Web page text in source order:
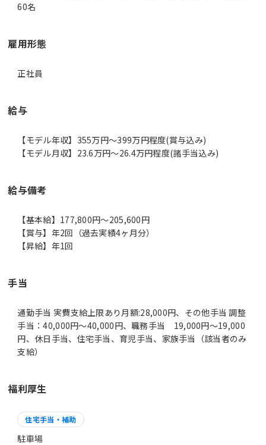
雇用形態
正社員
給与
【モデル年収】355万円〜399万円程度(賞与込み)
【モデル月収】23.6万円〜26.4万円程度(諸手当込み)
給与備考
【基本給】177,800円～205,600円
【賞与】年2回（過去実績4ヶ月分）
【昇給】年1回
手当
通勤手当 実費支給上限あり月額:28,000円、その他手当 調整
手当：40,000円～40,000円、職務手当 19,000円～19,000
円、休日手当、住宅手当、育児手当、家族手当（該当者のみ
支給）
福利厚生
住宅手当・補助
駐車場